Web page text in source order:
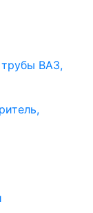
ВАЗ,